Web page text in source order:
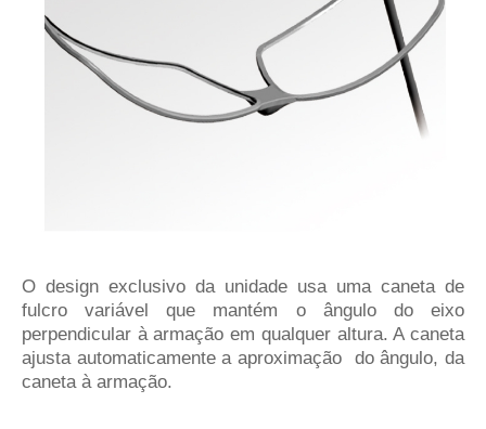
O design exclusivo da unidade usa uma caneta de
fulcro variável que mantém o ângulo do eixo
perpendicular à armação em qualquer altura. A caneta
ajusta automaticamente aaproximação do ângulo, da
caneta à armação.